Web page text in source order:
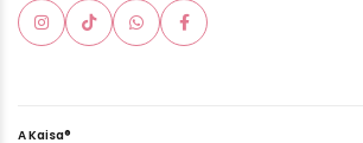
A Kaisa®